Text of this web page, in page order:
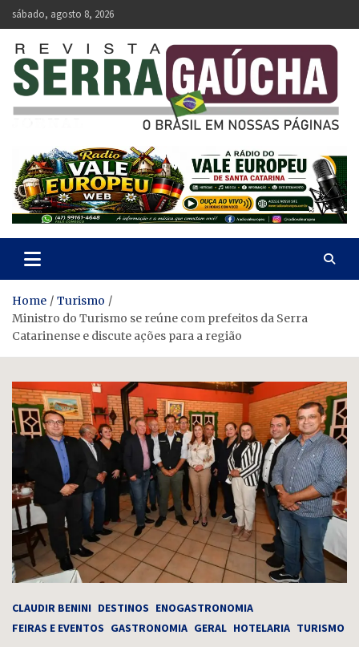
Skip
to
content
sábado, agosto 8, 2026
Revista Serra Gaúcha
Home
Turismo
Ministro do Turismo se reúne com prefeitos da Serra
Catarinense e discute ações para a região
CLAUDIR BENINI DESTINOS ENOGASTRONOMIA
FEIRAS E EVENTOS GASTRONOMIA GERAL HOTELARIA TURISMO